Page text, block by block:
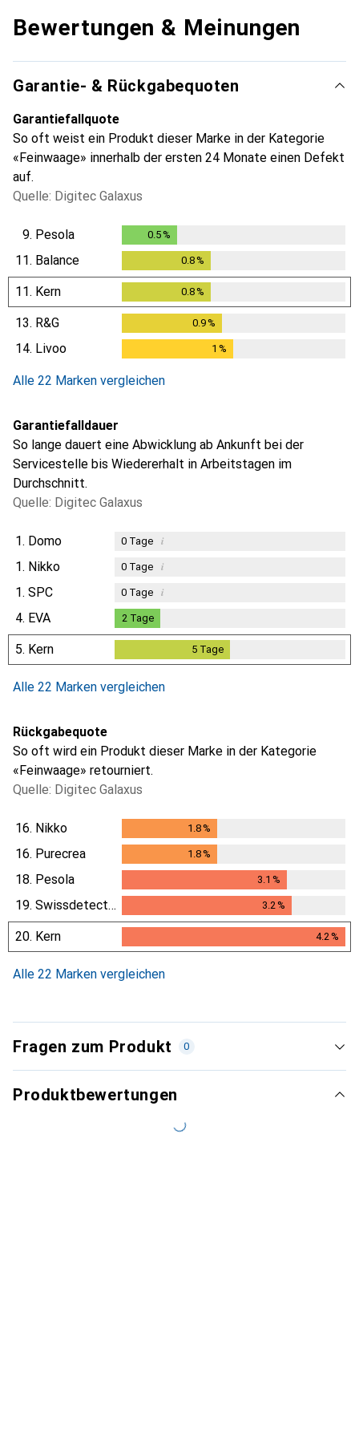
Bewertungen & Meinungen
Garantie- & Rückgabequoten
Garantiefallquote
So oft weist ein Produkt dieser Marke in der Kategorie
«Feinwaage» innerhalb der ersten 24 Monate einen Defekt
auf.
Quelle: Digitec Galaxus
9. Pesola 0.5 %
11. Balance 0.8 %
11. Kern 0.8 %
13. R&G 0.9%
14. Livoo 1 %
Alle 22 Marken vergleichen
Garantiefalldauer
So lange dauert eine Abwicklung ab Ankunft bei der
Servicestelle bis Wiedererhalt in Arbeitstagen im
Durchschnitt.
Quelle: Digitec Galaxus
1. Domo 0Tage i
1. Nikko 0Tage i
1. SPC 0Tage i
4. EVA 2 Tage
5. Kern 5Tage
Alle 22 Marken vergleichen
Rückgabequote
So oft wird ein Produkt dieser Marke in der Kategorie
«Feinwaage» retourniert.
Quelle: Digitec Galaxus
16. Nikko 1.8%
16. Purecrea 1.8%
18. Pesola 3.1 %
19. Swissdetector 3.2%
20. Kern 4.2%
4.2%
Alle 22 Marken vergleichen
Fragen zum Produkt 0
Produktbewertungen